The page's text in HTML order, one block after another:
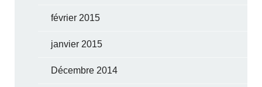
février 2015
janvier 2015
Décembre 2014